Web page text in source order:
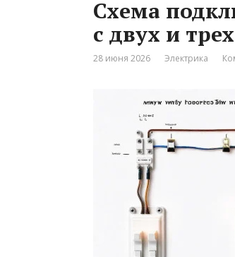
Схема
с двух и
28 июня 2026 Электрика